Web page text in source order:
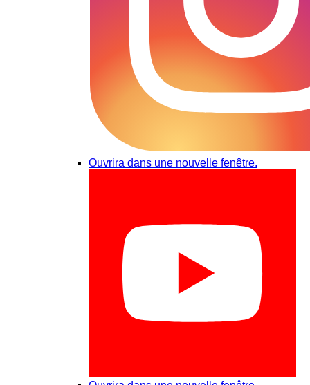
Ouvrira dans une nouvelle fenêtre.